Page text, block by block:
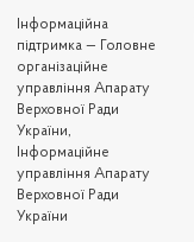
Iнформаційна
підтримка — Головне
організаційне
управління Апарату
Верховної Ради
України,
Інформаційне
управління Апарату
Верховної Ради
України